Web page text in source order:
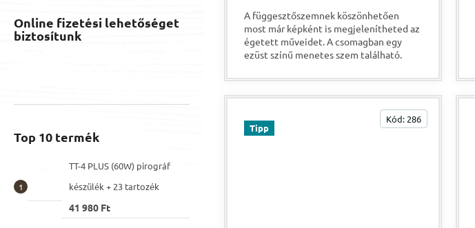
Online fizetési lehetőséget
biztosítunk
Top 10 termék
TT-4 PLUS (60W) pirográf
készülék + 23 tartozék
41 980 Ft
A függesztőszemnek köszönhetően
most már képként is megjelenítheted az
égetett műveidet. A csomagban egy
ezüst színű menetes szem található.
Tipp
Kód: 286